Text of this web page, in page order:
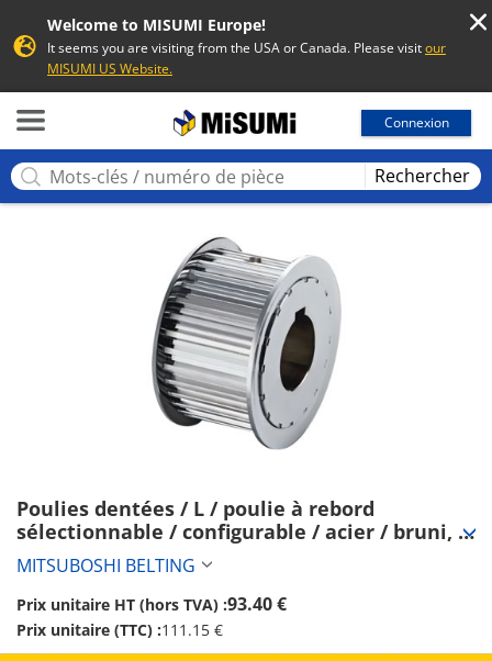
Welcome to MISUMI Europe!
It seems you are visiting from the USA or Canada. Please visitour
MISUMI US Website.
Connexion
Rechercher
Poulies dentées / L / poulie à rebord
sélectionnable / configurable / acier / bruni,
nickelé chimiquement / L075 (S3-32L075BF-
30T3X)
MITSUBOSHI BELTING
Prix unitaire HT (hors TVA) :93.40 €
Prix unitaire (TTC) :111.15 €